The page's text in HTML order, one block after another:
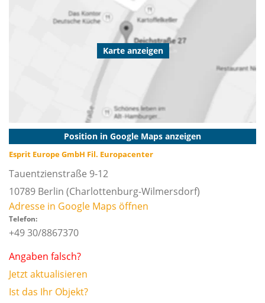
Karte anzeigen
Position in Google Maps anzeigen
Esprit Europe GmbH Fil. Europacenter
Tauentzienstraße 9-12
10789 Berlin (Charlottenburg-Wilmersdorf)
Adresse in Google Maps öffnen
Telefon:
+49 30/8867370
Angaben falsch?
Jetzt aktualisieren
Ist das Ihr Objekt?